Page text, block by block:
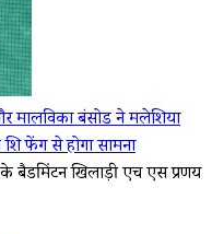
बंसोड ने मलेशिया
फेंग से होगा सामना
खिलाड़ी एच एस प्रणय